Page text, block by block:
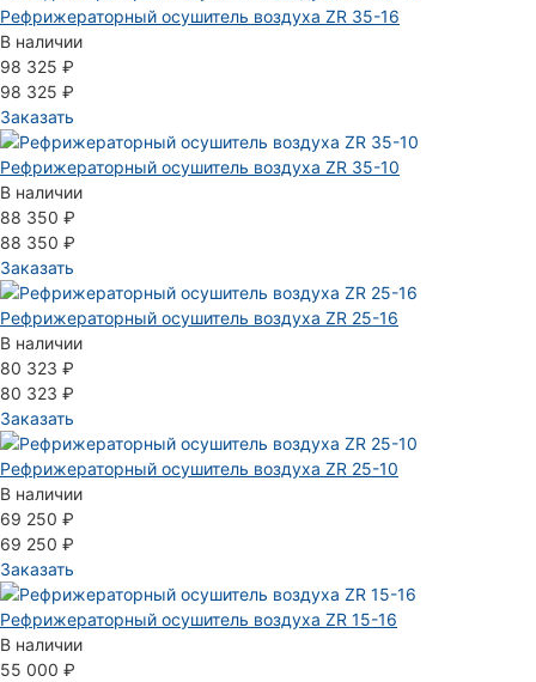
Рефрижераторный осушитель воздуха ZR 35-16
В наличии
98 325 ₽
98 325 ₽
Заказать
Рефрижераторный осушитель воздуха ZR 35-10
В наличии
88 350 ₽
88 350 ₽
Заказать
Рефрижераторный осушитель воздуха ZR 25-16
В наличии
80 323 ₽
80 323 ₽
Заказать
Рефрижераторный осушитель воздуха ZR 25-10
В наличии
69 250 ₽
69 250 ₽
Заказать
Рефрижераторный осушитель воздуха ZR 15-16
В наличии
55 000 ₽